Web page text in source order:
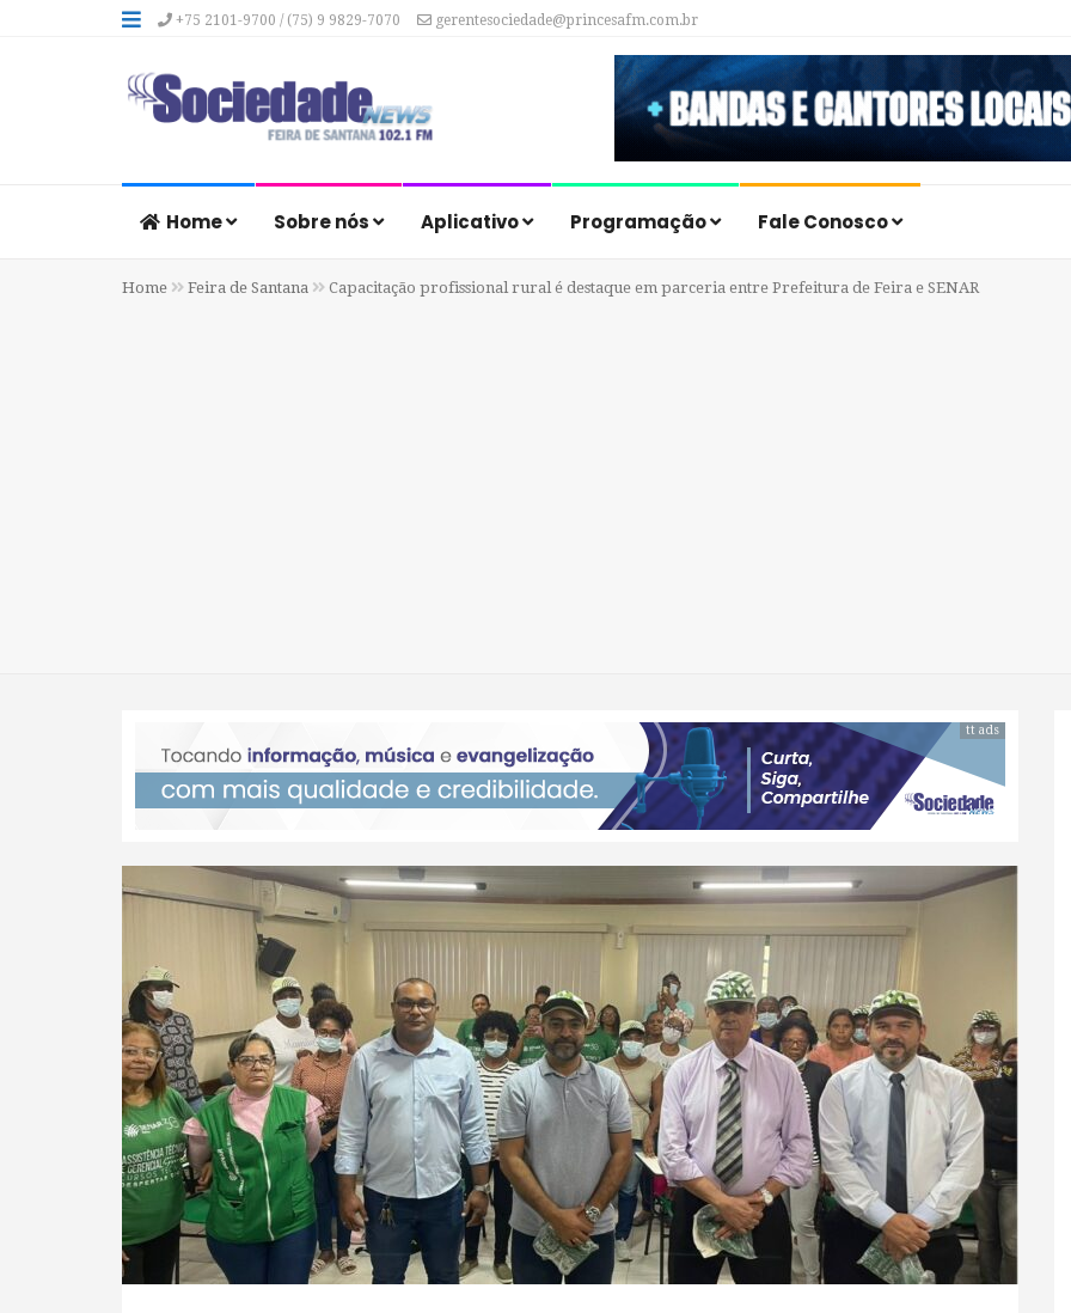
+75 2101-9700 / (75) 9 9829-7070 gerentesociedade@princesafm.com.br
Home Sobre nós Aplicativo Programação Fale Conosco
Home Feira de Santana Capacitação profissional rural é destaque em parceria entre Prefeitura de Feira e SENAR
tt ads